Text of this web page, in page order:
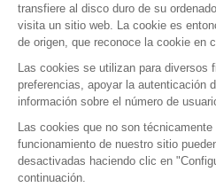
ARTÍCULOS DE OPINIÓN
transfiere al disco duro de su
visita un sitio web. La cookie es
de origen, que reconoce la cookie en
Las cookies se utilizan para diversos
preferencias, apoyar la autenticación
información sobre el número de
Las cookies que no son
funcionamiento de nuestro sitio
desactivadas haciendo clic en
continuación.